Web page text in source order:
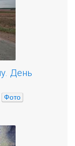
День
Фото